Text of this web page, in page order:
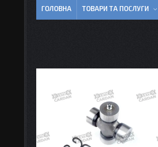
ГОЛОВНА ТОВАРИ ТА ПОСЛУГИ